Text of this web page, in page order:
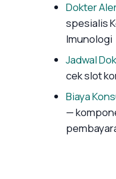
Dokter
spesialis
Imunologi
Jadwal
cek slot
Biaya
—